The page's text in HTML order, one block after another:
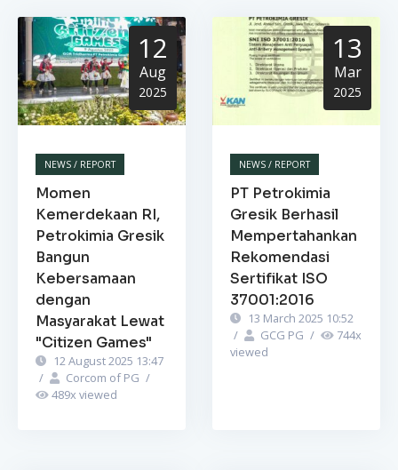
12
Aug
2025
NEWS / REPORT
Momen
Kemerdekaan RI,
Petrokimia Gresik
Bangun
Kebersamaan
dengan
Masyarakat Lewat
"Citizen Games"
12 August 2025 13:47
/
Corcom of PG /
489x viewed
13
Mar
2025
NEWS / REPORT
PT Petrokimia
Gresik Berhasil
Mempertahankan
Rekomendasi
Sertifikat ISO
37001:2016
13 March 2025 10:52
/
GCG PG / 744x
viewed